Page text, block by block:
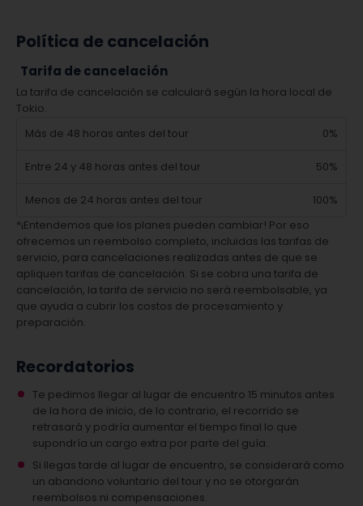
Política de cancelación
Tarifa de cancelación
La tarifa de cancelación se calculará según la hora local de
Tokio.
Más de 48 horas antes del tour
0%
Entre 24 y 48 horas antes del tour 50%
Menos de 24 horas antes del tour
100%
*¡Entendemos que los planes pueden cambiar! Por eso
ofrecemos un reembolso completo, incluidas las tarifas de
servicio, para cancelaciones realizadas antes de que se
apliquen tarifas de cancelación. Si se cobra una tarifa de
cancelación, la tarifa de servicio no será reembolsable, ya
que ayuda a cubrir los costos de procesamiento y
preparación.
Recordatorios
Te pedimos llegar al lugar de encuentro 15 minutos antes
de la hora de inicio, de lo contrario, el recorrido se
retrasará y podría aumentar el tiempo final lo que
supondría un cargo extra por parte del guía.
Si llegas tarde al lugar de encuentro, se considerará como
un abandono voluntario del tour y no se otorgarán
reembolsos ni compensaciones.